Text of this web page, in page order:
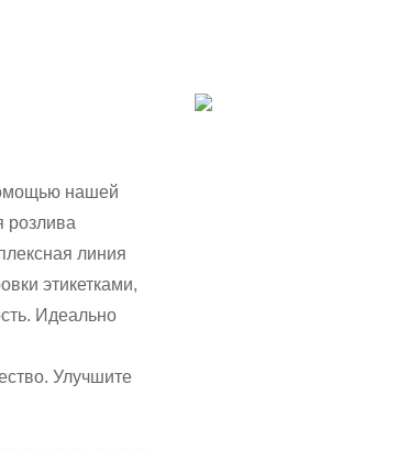
нашей
розлива
линия
этикетками,
Идеально
Улучшите